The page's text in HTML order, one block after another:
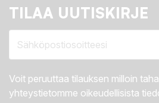
TILAA UUTISKIRJE
Voit peruuttaa tilauksen milloin
yhteystietomme oikeudellisista